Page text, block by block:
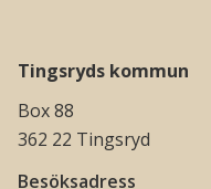
Tingsryds kommun
Box 88
362 22 Tingsryd
Besöksadress